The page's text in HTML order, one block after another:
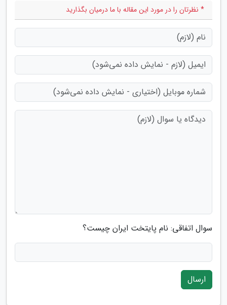
* نظرتان را در مورد این مقاله با ما درمیان بگذارید
سوال اتفاقی: نام پایتخت ایران چیست؟
ارسال